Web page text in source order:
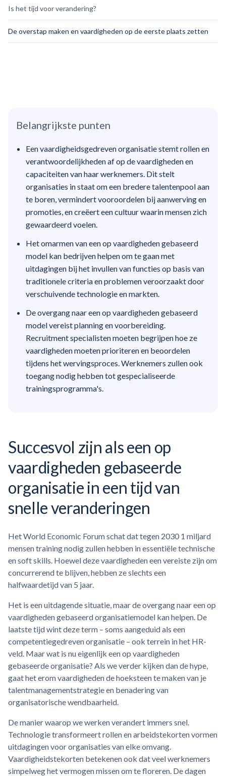
Is het tijd voor verandering?
De overstap maken en vaardigheden op de eerste plaats zetten
Belangrijkste punten
Een vaardigheidsgedreven organisatie stemt rollen en
verantwoordelijkheden af op de vaardigheden en
capaciteiten van haar werknemers. Dit stelt
organisaties in staat om een bredere talentenpool aan
te boren, vermindert vooroordelen bij aanwerving en
promoties, en creëert een cultuur waarin mensen zich
gewaardeerd voelen.
Het omarmen van een op vaardigheden gebaseerd
model kan bedrijven helpen om te gaan met
uitdagingen bij het invullen van functies op basis van
traditionele criteria en problemen veroorzaakt door
verschuivende technologie en markten.
De overgang naar een op vaardigheden gebaseerd
model vereist planning en voorbereiding.
Recruitment specialisten moeten begrijpen hoe ze
vaardigheden moeten prioriteren en beoordelen
tijdens het wervingsproces. Werknemers zullen ook
toegang nodig hebben tot gespecialiseerde
trainingsprogramma's.
Succesvol zijn als een op
vaardigheden gebaseerde
organisatie in een tijd van
snelle veranderingen
Het World Economic Forum schat dat tegen 2030 1 miljard
mensen training nodig zullen hebben in essentiële technische
en soft skills. Hoewel deze vaardigheden een vereiste zijn om
concurrerend te blijven, hebben ze slechts een
halfwaardetijd van 5 jaar.
Het is een uitdagende situatie, maar de overgang naar een op
vaardigheden gebaseerd organisatiemodel kan helpen. De
laatste tijd wint deze term – soms aangeduid als een
competentiegedreven organisatie – ook terrein in het HR-
veld. Maar wat is nu eigenlijk een op vaardigheden
gebaseerde organisatie? Als we verder kijken dan de hype,
gaat het erom vaardigheden de hoeksteen te maken van je
talentmanagementstrategie en benadering van
organisatorische wendbaarheid.
De manier waarop we werken verandert immers snel.
Technologie transformeert rollen en arbeidstekorten vormen
uitdagingen voor organisaties van elke omvang.
Vaardigheidstekorten betekenen ook dat veel werknemers
simpelweg het vermogen missen om te floreren. De dagen